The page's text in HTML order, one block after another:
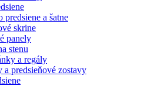
predsiene a šatne
skrine
panely
stenu
a regály
a predsieňové zostavy